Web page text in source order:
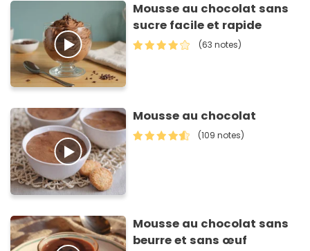
Mousse au chocolat sans
sucre facile et rapide
(63 notes)
Mousse au chocolat
(109 notes)
Mousse au chocolat sans
beurre et sans œuf